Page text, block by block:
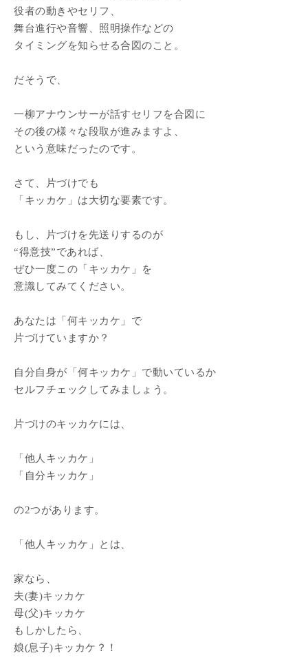
役者の動きやセリフ、
舞台進行や音響、照明操作などの
タイミングを知らせる合図のこと。
だそうで、
一柳アナウンサーが話すセリフを合図に
その後の様々な段取が進みますよ、
という意味だったのです。
さて、片づけでも
「キッカケ」は大切な要素です。
もし、片づけを先送りするのが
“得意技”であれば、
ぜひ一度この「キッカケ」を
意識してみてください。
あなたは「何キッカケ」で
片づけていますか？
自分自身が「何キッカケ」で動いているか
セルフチェックしてみましょう。
片づけのキッカケには、
「他人キッカケ」
「自分キッカケ」
の2つがあります。
「他人キッカケ」とは、
家なら、
夫(妻)キッカケ
母(父)キッカケ
もしかしたら、
娘(息子)キッカケ？！